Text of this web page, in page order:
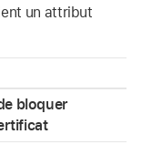
un attribut
bloquer